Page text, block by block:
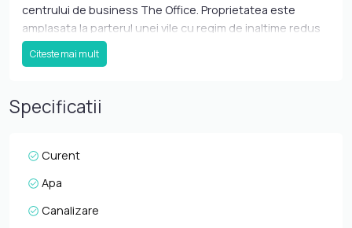
centrului de business The Office. Proprietatea este
amplasata la parterul unei vile cu regim de inaltime redus
(P+2), intr-o zona retrasa de zgomot si trafic, dar cu
acces facil la mijloace de transport in comun.
este compus din 3 incaperi, bucatarie, hol si baie.
Configuratia actuala permite recompartimentari
de finisaje moderne, mobilier complet (cu optiunea de
suprafete vitrate ample care permit un aport generos de
lumina naturala. Printre beneficiile spatiului se numara o
Citeste mai mult
Specificatii
Curent
Apa
Canalizare